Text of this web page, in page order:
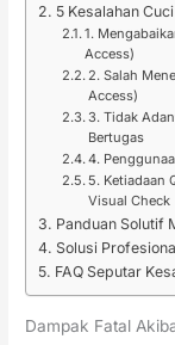
5 Kesalahan
1.
Access)
2. Salah
Access)
3. Tidak
Bertugas
4.
5. Ketiadaan
Visual Check
Panduan Solutif
Solusi
FAQ Seputar
Dampak Fatal